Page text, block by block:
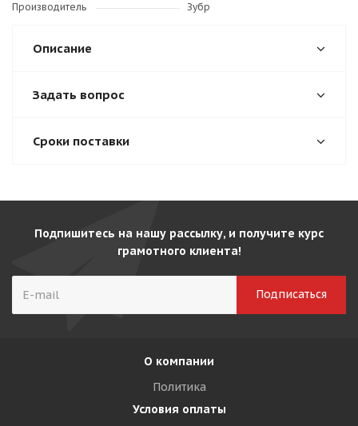
Производитель Зубр
Описание
Задать вопрос
Сроки поставки
Подпишитесь на нашу рассылку, и получите курс
грамотного клиента!
О компании
Политика
Условия оплаты